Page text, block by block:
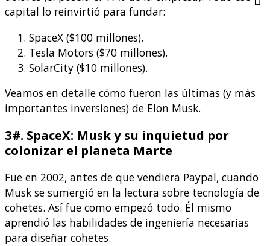
capital lo reinvirtió para fundar:
SpaceX ($100 millones).
Tesla Motors ($70 millones).
SolarCity ($10 millones).
Veamos en detalle cómo fueron las últimas (y más
importantes inversiones) de Elon Musk.
3#. SpaceX: Musk y su inquietud por
colonizar el planeta Marte
Fue en 2002, antes de que vendiera Paypal, cuando
Musk se sumergió en la lectura sobre tecnología de
cohetes. Así fue como empezó todo. Él mismo
aprendió las habilidades de ingeniería necesarias
para diseñar cohetes.